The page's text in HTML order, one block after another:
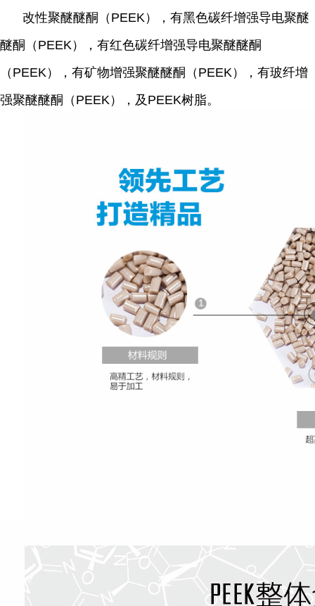
改性聚醚醚酮（PEEK），有黑色碳纤增强导电聚醚
醚酮（PEEK），有红色碳纤增强导电聚醚醚酮
（PEEK），有矿物增强聚醚醚酮（PEEK），有玻纤增
强聚醚醚酮（PEEK），及PEEK树脂。